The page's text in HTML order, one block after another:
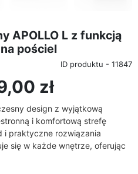
APOLLO L z funkcją
pościel
ID produktu - 11847
zł
design z wyjątkową
i komfortową strefę
i praktyczne rozwiązania
się w każde wnętrze, oferując